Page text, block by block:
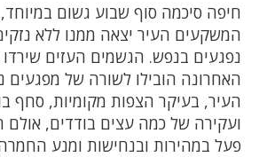
חיפה סיכמה סוף שבוע גשום
המשקעים העיר יצאה ממנו ללא
נפגעים בנפש. הגשמים העזים
האחרונה הובילו לשורה של מפגעים
העיר, בעיקר הצפות מקומיות, סחף
ועקירה של כמה עצים בודדים, אולם
פעל במהירות ובנחישות ומנע